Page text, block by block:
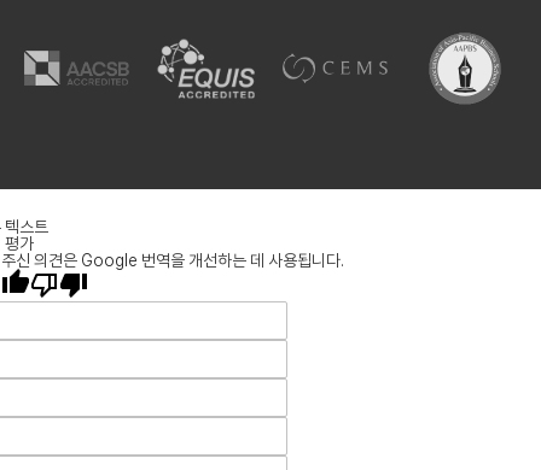
텍스트
평가
신 의견은 Google 번역을 개선하는 데 사용됩니다.